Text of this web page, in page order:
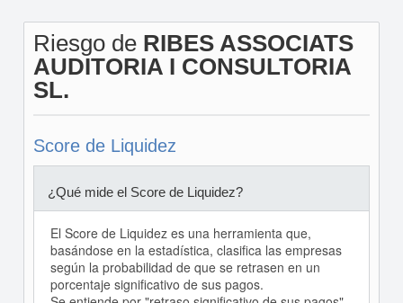
Riesgo de RIBES ASSOCIATS
AUDITORIA I CONSULTORIA
SL.
Score de Liquidez
¿Qué mide el Score de Liquidez?
El Score de Liquidez es una herramienta que,
basándose en la estadística, clasifica las empresas
según la probabilidad de que se retrasen en un
porcentaje significativo de sus pagos.